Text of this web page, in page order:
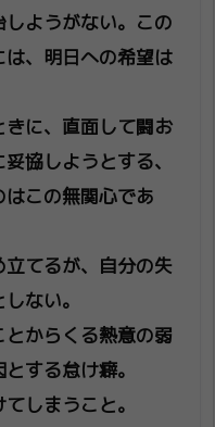
ようがない。この
、明日への希望は
に、直面して闘お
協しようとする、
この無関心であ
てるが、自分の失
ない。
からくる熱意の弱
する怠け癖。
しまうこと。